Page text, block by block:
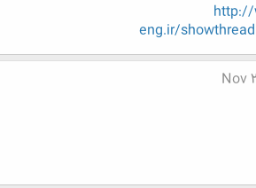
http://
eng.ir/
Nov